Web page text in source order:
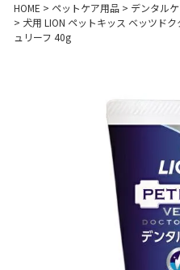
HOME ペットケア用品
デンタル
犬用 LION ペットキッス ベッツド
ュリーフ 40g